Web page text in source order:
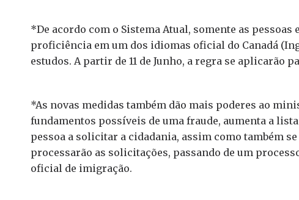
*De acordo com o Sistema Atual, somente as
proficiência em um dos idiomas oficial do Canadá
estudos. A partir de 11 de Junho, a regra se aplicarão
*As novas medidas também dão mais poderes ao
fundamentos possíveis de uma fraude, aumenta a
pessoa a solicitar a cidadania, assim como também
processarão as solicitações, passando de um
oficial de imigração.